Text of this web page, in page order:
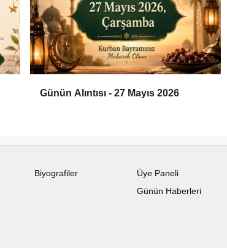
Günün Alıntısı - 27 Mayıs 2026
Biyografiler
Üye Paneli
Günün Haberleri